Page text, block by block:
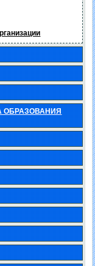
ОБРАЗОВАНИЯ